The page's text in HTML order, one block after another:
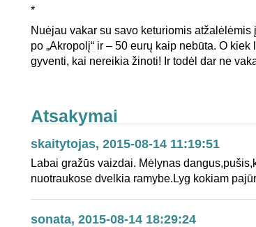
*
Nuėjau vakar su savo keturiomis
po „Akropolį“ ir – 50 eurų kaip nebūta. O
gyventi, kai nereikia žinoti! Ir todėl dar ne
Atsakymai
skaitytojas, 2015-08-14 11:19:51
Labai gražūs vaizdai. Mėlynas
nuotraukose dvelkia ramybe.Lyg kokiam
sonata, 2015-08-14 18:29:24